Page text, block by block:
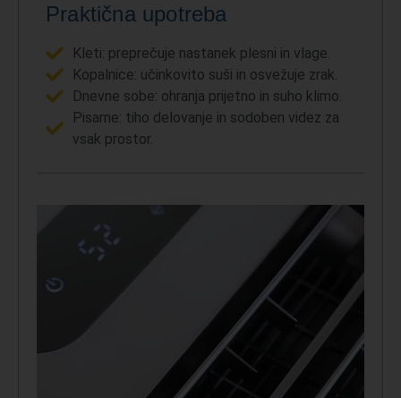
Praktična upotreba
Kleti: preprečuje nastanek plesni in vlage.
Kopalnice: učinkovito suši in osvežuje zrak.
Dnevne sobe: ohranja prijetno in suho klimo.
Pisarne: tiho delovanje in sodoben videz za
vsak prostor.